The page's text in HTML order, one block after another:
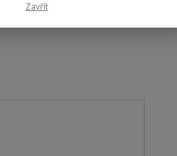
Zavřít